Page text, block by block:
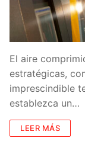
El aire
estratégicas,
imprescindible
establezca un…
LEER MÁS